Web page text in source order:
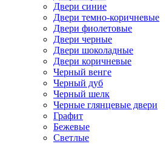
Двери синие
Двери темно-коричневые
Двери фиолетовые
Двери черные
Двери шоколадные
Двери коричневые
Черный венге
Черный дуб
Черный шелк
Черные глянцевые двери
Графит
Бежевые
Светлые